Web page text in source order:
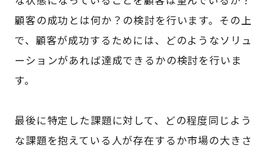
顧客の成功とは何か？の検討を行います。その上
で、顧客が成功するためには、どのようなソリュ
ーションがあれば達成できるかの検討を行いま
す。
最後に特定した課題に対して、どの程度同じよう
な課題を抱えている人が存在するか市場の大きさ